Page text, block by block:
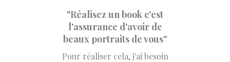
"Réalisez un book c'est
l'assurance d'avoir de
beaux portraits de vous"
Pour réaliser cela, j'ai besoin